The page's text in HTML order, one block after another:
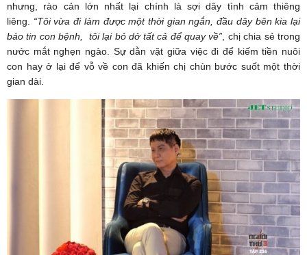
nhưng, rào cản lớn nhất lại chính là sợi dây tình cảm thiêng
liêng. “Tôi vừa đi làm được một thời gian ngắn, đầu dây bên kia lại
báo tin con bệnh, tôi lại bỏ dở tất cả để quay về”, chị chia sẻ trong
nước mắt nghẹn ngào. Sự dằn vặt giữa việc đi để kiếm tiền nuôi
con hay ở lại để vỗ về con đã khiến chị chùn bước suốt một thời
gian dài.